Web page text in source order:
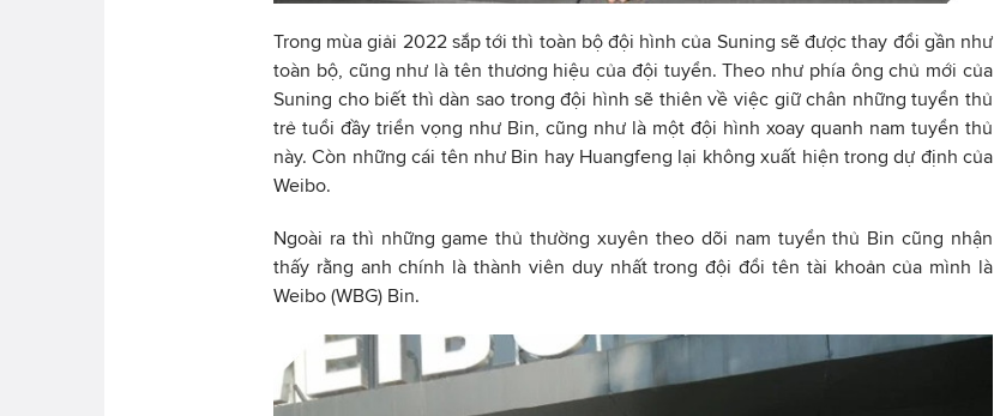
Trong mùa giải 2022 sắp tới thì toàn bộ đội hình của Suning sẽ được thay đổi gần như
toàn bộ, cũng như là tên thương hiệu của đội tuyển. Theo như phía ông chủ mới của
Suning cho biết thì dàn sao trong đội hình sẽ thiên về việc giữ chân những tuyển thủ
trẻ tuổi đầy triển vọng như Bin, cũng như là một đội hình xoay quanh nam tuyển thủ
này. Còn những cái tên như Bin hay Huangfeng lại không xuất hiện trong dự định của
Weibo.
Ngoài ra thì những game thủ thường xuyên theo dõi nam tuyển thủ Bin cũng nhận
thấy rằng anh chính là thành viên duy nhất trong đội đổi tên tài khoản của mình là
Weibo (WBG) Bin.